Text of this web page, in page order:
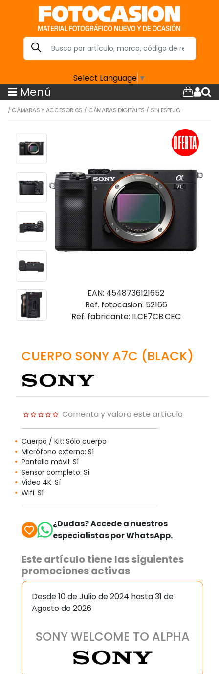
Select Language ▼
Menú
/ CÁMARAS Y ACCESORIOS / CÁMARAS DIGITALES / SIN ESPEJO
EAN: 4548736121652
Ref. fotocasion: 52166
Ref. fabricante: ILCE7CB.CEC
CUERPO SONY A7C (BLACK)
Comenta y valora este artículo
Cuerpo / Kit: Sólo cuerpo
Micrófono externo: Sí
Pantalla móvil: Sí
Sensor completo: Sí
Video 4K: Sí
Wifi: Sí
¿Dudas? Accede a nuestros
especialistas por WhatsApp.
Este artículo tiene las siguientes
promociones activas
Desde 10 de Julio de 2024 hasta 31 de
Agosto de 2026
SONY WELCOME TO ALPHA